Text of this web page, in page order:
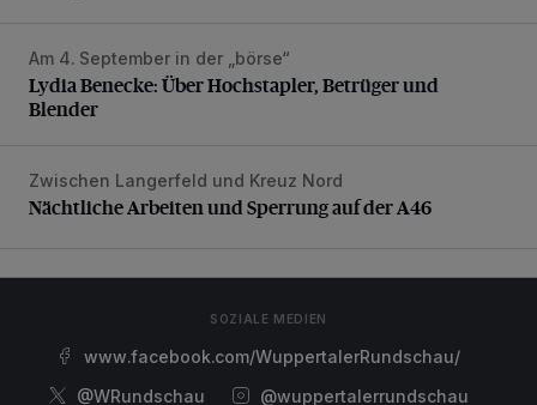
Lydia Benecke: Über Hochstapler, Betrüger und Blender
Am 4. September in der „börse“
Lydia Benecke: Über Hochstapler, Betrüger und
Blender
Nächtliche Arbeiten und Sperrung auf der A46
Zwischen Langerfeld und Kreuz Nord
Nächtliche Arbeiten und Sperrung auf der A46
SOZIALE MEDIEN
www.facebook.com/WuppertalerRundschau/
@WRundschau
@wuppertalerrundschau